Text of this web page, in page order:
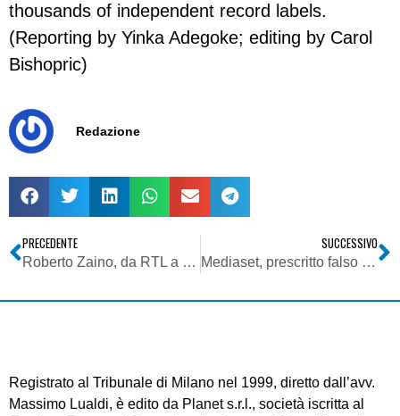
thousands of independent record labels.
(Reporting by Yinka Adegoke; editing by Carol
Bishopric)
Redazione
PRECEDENTE
Roberto Zaino, da RTL a Worldspace Italia
SUCCESSIVO
Mediaset, prescritto falso in bilancio
Registrato al Tribunale di Milano nel 1999, diretto dall’avv.
Massimo Lualdi, è edito da Planet s.r.l., società iscritta al